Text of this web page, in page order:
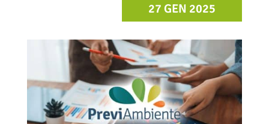
27 GEN 2025